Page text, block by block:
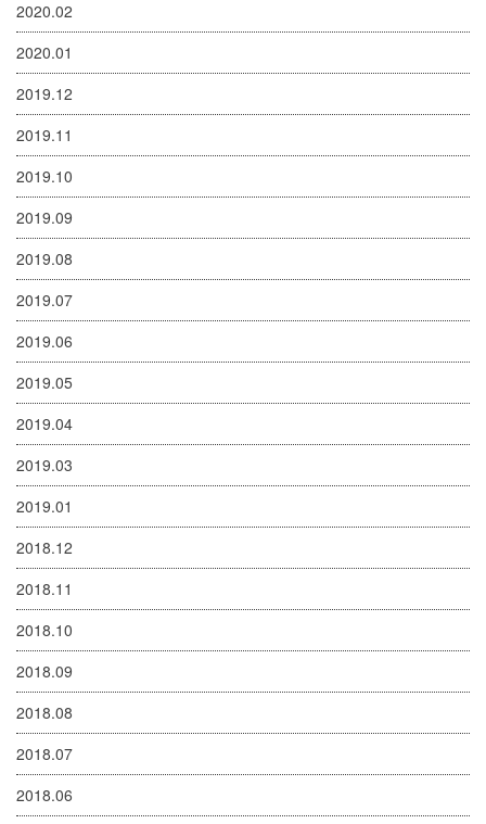
2020.02
2020.01
2019.12
2019.11
2019.10
2019.09
2019.08
2019.07
2019.06
2019.05
2019.04
2019.03
2019.01
2018.12
2018.11
2018.10
2018.09
2018.08
2018.07
2018.06